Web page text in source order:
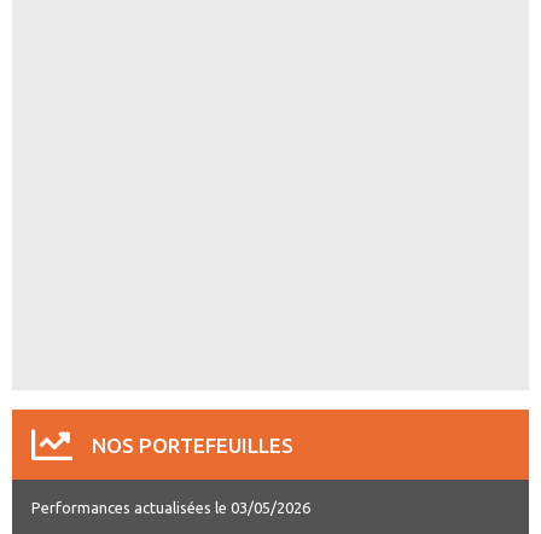
NOS PORTEFEUILLES
Performances actualisées le 03/05/2026